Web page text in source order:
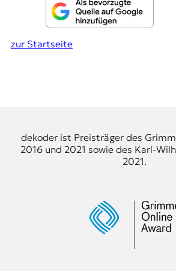
zur Startseite
dekoder ist Preisträger des
2016 und 2021 sowie des Karl-
2021.